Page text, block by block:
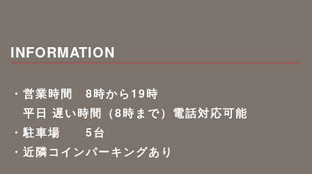
INFORMATION
・営業時間 8時から19時
平日 遅い時間（8時まで）電話対応可能
・駐車場 5台
・近隣コインパーキングあり